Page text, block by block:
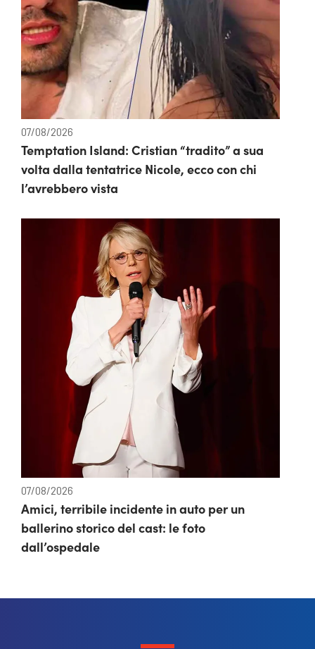
07/08/2026
Temptation Island: Cristian “tradito” a sua
volta dalla tentatrice Nicole, ecco con chi
l’avrebbero vista
07/08/2026
Amici, terribile incidente in auto per un
ballerino storico del cast: le foto
dall’ospedale